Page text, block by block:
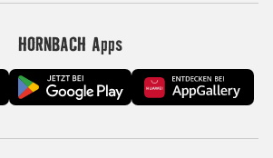
HORNBACH Apps